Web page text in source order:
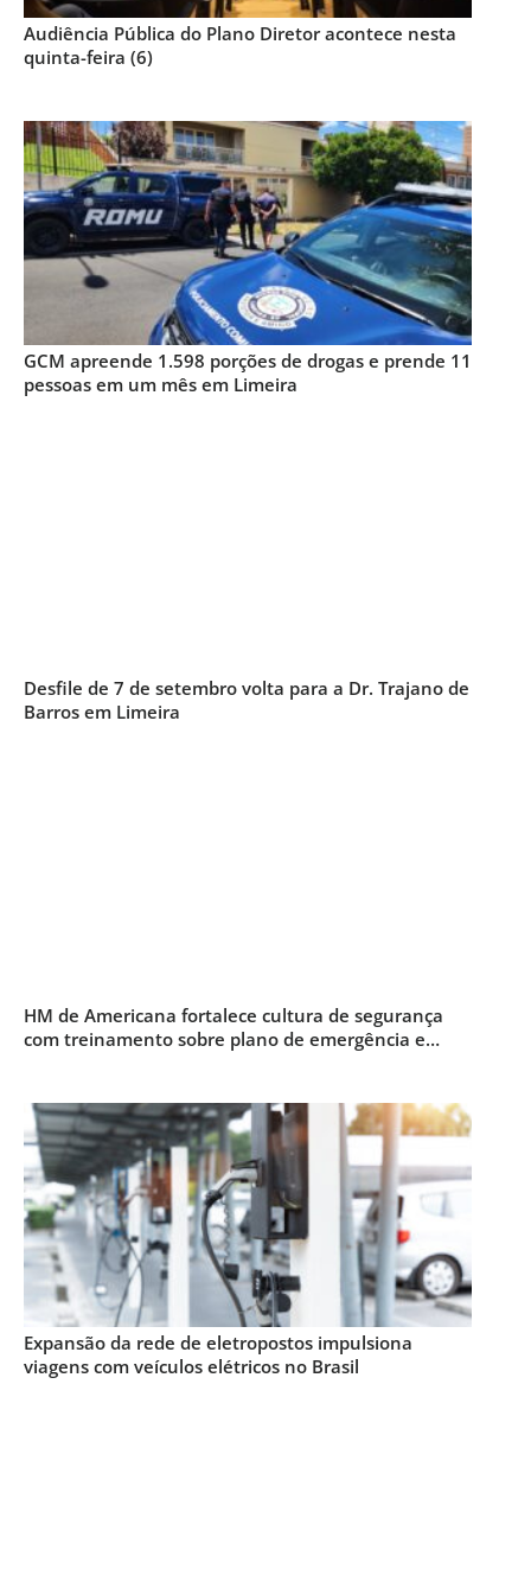
Audiência Pública do Plano Diretor acontece nesta
quinta-feira (6)
GCM apreende 1.598 porções de drogas e prende 11
pessoas em um mês em Limeira
Desfile de 7 de setembro volta para a Dr. Trajano de
Barros em Limeira
HM de Americana fortalece cultura de segurança
com treinamento sobre plano de emergência e
Expansão da rede de eletropostos impulsiona
viagens com veículos elétricos no Brasil